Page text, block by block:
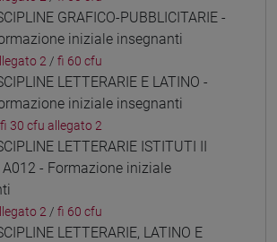
GRAFICO-PUBBLICITARIE -
iniziale insegnanti
2 / fi 60 cfu
LETTERARIE E LATINO -
iniziale insegnanti
fi 30 cfu allegato 2
LETTERARIE ISTITUTI II
A012 - Formazione iniziale
2 / fi 60 cfu
LETTERARIE, LATINO E